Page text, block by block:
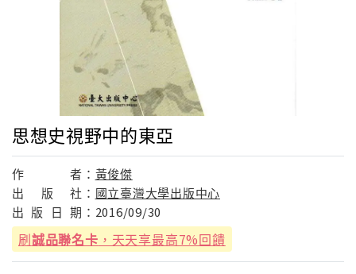
思想史視野中的東亞
作 者： 黃俊傑
出
版 社： 國立臺灣大學出版中心
出 版 日 期： 2016/09/30
刷誠品聯名卡 ，天天享最高7%回饋